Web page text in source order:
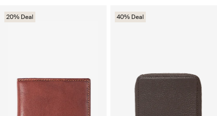
20% Deal 40% Deal